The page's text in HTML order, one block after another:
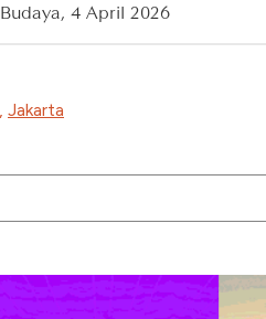
Budaya, 4 April 2026
Jakarta